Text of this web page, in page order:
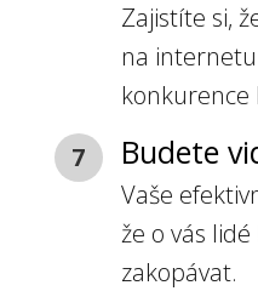
Zajistíte si,
na
konkurence
7
Budete
Vaše
že o vás
zakopávat.